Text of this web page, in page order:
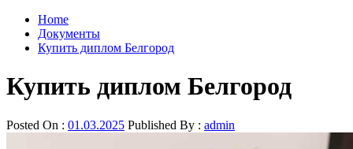
Home
Документы
Купить диплом Белгород
Купить диплом Белгород
Posted On : 01.03.2025 Published By : admin